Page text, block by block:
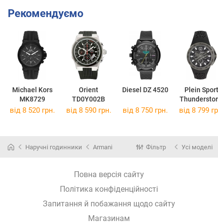
Рекомендуємо
Michael Kors
MK8729
Orient
TD0Y002B
Diesel DZ 4520
Plein Sport
від 8 520 грн. від 8 590 грн. від 8 750 грн. від 8 799
Наручні годинники Armani Фільтр Усі моделі
Повна версія сайту
Політика конфіденційності
Запитання й побажання щодо сайту
Магазинам